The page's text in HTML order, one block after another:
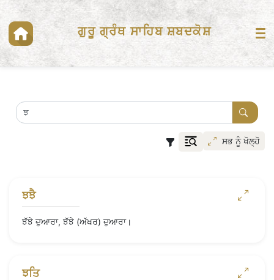
ਗੁਰੂ ਗ੍ਰੰਥ ਸਾਹਿਬ ਸ਼ਬਦਕੋਸ਼
ਸਭ ਨੂੰ ਖੋਲ੍ਹੋ
ਝਝੈ
ਝੱਝੇ ਦੁਆਰਾ, ਝੱਝੇ (ਅੱਖਰ) ਦੁਆਰਾ।
ਝਤਿ